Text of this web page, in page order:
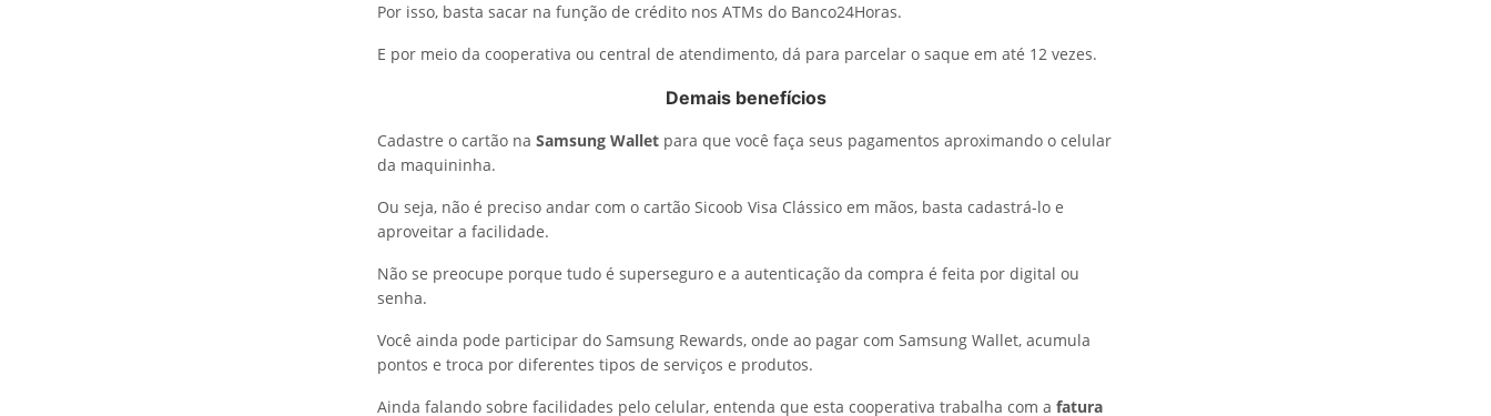
Por isso, basta sacar na função de crédito nos ATMs do Banco24Horas.
E por meio da cooperativa ou central de atendimento, dá para parcelar o saque em até 12 vezes.
Demais benefícios
Cadastre o cartão na Samsung Wallet para que você faça seus pagamentos aproximando o celular
da maquininha.
Ou seja, não é preciso andar com o cartão Sicoob Visa Clássico em mãos, basta cadastrá-lo e
aproveitar a facilidade.
Não se preocupe porque tudo é superseguro e a autenticação da compra é feita por digital ou
senha.
Você ainda pode participar do Samsung Rewards, onde ao pagar com Samsung Wallet, acumula
pontos e troca por diferentes tipos de serviços e produtos.
Ainda falando sobre facilidades pelo celular, entenda que esta cooperativa trabalha com a fatura